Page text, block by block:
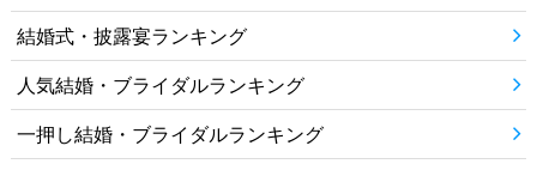
結婚式・披露宴ランキング
人気結婚・ブライダルランキング
一押し結婚・ブライダルランキング